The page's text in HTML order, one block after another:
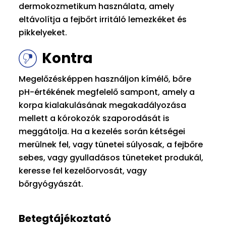
dermokozmetikum használata, amely
eltávolítja a fejbőrt irritáló lemezkéket és
pikkelyeket.
Kontra
Megelőzésképpen használjon kímélő, bőre
pH-értékének megfelelő sampont, amely a
korpa kialakulásának megakadályozása
mellett a kórokozók szaporodását is
meggátolja. Ha a kezelés során kétségei
merülnek fel, vagy tünetei súlyosak, a fejbőre
sebes, vagy gyulladásos tüneteket produkál,
keresse fel kezelőorvosát, vagy
bőrgyógyászát.
Betegtájékoztató